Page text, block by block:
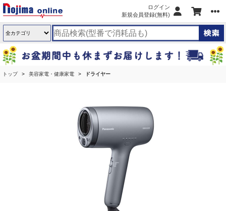
ログイン
新規会員登録(無料)
トップ 美容家電・健康家電 ドライヤー